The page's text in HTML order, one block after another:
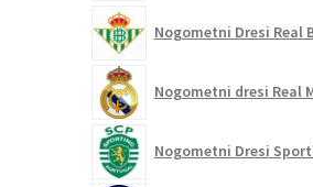
Nogometni Dresi Real
Nogometni dresi Real
Nogometni Dresi